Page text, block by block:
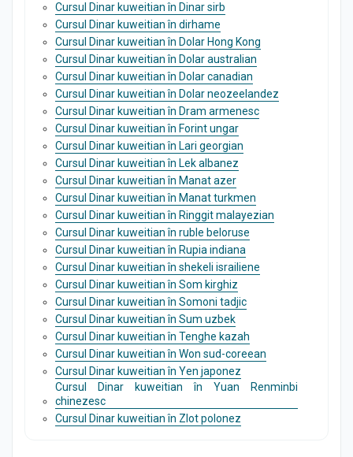
Cursul Dinar kuweitian în Dinar sirb
Cursul Dinar kuweitian în dirhame
Cursul Dinar kuweitian în Dolar Hong Kong
Cursul Dinar kuweitian în Dolar australian
Cursul Dinar kuweitian în Dolar canadian
Cursul Dinar kuweitian în Dolar neozeelandez
Cursul Dinar kuweitian în Dram armenesc
Cursul Dinar kuweitian în Forint ungar
Cursul Dinar kuweitian în Lari georgian
Cursul Dinar kuweitian în Lek albanez
Cursul Dinar kuweitian în Manat azer
Cursul Dinar kuweitian în Manat turkmen
Cursul Dinar kuweitian în Ringgit malayezian
Cursul Dinar kuweitian în ruble beloruse
Cursul Dinar kuweitian în Rupia indiana
Cursul Dinar kuweitian în shekeli israiliene
Cursul Dinar kuweitian în Som kirghiz
Cursul Dinar kuweitian în Somoni tadjic
Cursul Dinar kuweitian în Sum uzbek
Cursul Dinar kuweitian în Tenghe kazah
Cursul Dinar kuweitian în Won sud-coreean
Cursul Dinar kuweitian în Yen japonez
Cursul Dinar kuweitian în Yuan Renminbi
chinezesc
Cursul Dinar kuweitian în Zlot polonez